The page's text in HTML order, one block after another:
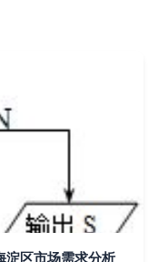
区市场需求分析